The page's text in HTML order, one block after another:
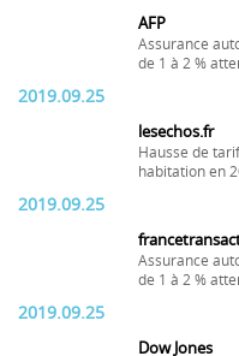
AFP
Assurance
de 1 à 2 %
2019.09.25
lesechos.fr
Hausse de
habitation en
2019.09.25
Assurance
de 1 à 2 %
2019.09.25
Dow Jones